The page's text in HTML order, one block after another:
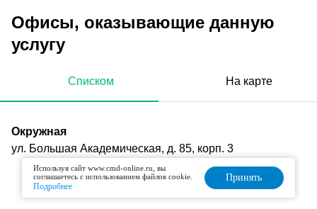
Офисы, оказывающие данную
услугу
Списком На карте
Окружная
ул. Большая Академическая, д. 85, корп. 3
Используя сайт www.cmd-online.ru, вы
соглашаетесь с использованием файлов cookie.
Подробнее
Принять